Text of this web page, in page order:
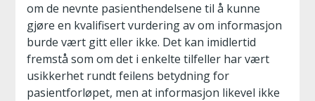
om de nevnte pasienthendelsene til å kunne
gjøre en kvalifisert vurdering av om informasjon
burde vært gitt eller ikke. Det kan imidlertid
fremstå som om det i enkelte tilfeller har vært
usikkerhet rundt feilens betydning for
pasientforløpet, men at informasjon likevel ikke